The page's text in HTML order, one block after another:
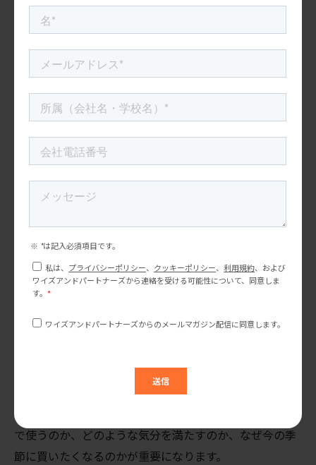
「今だけの楽しさ」や「生活の中の小さな変化」を買っ
ています。したがって、日本ブランドも、ただ「秋限
定」「冬限定」と打ち出すだけではなく、その商品がど
のような気分や時間を作るのかまで伝える必要がありま
す。
「健康志向」と「小さな贅沢」は続きます。ただし、そ
ーから、旨味・香ばしさ・発酵感・甘じょっぱさを組み
日本ブランドにとってのヒント
市場では「味の良さ」だけでは不十分だということで
もちろん、品質やおいしさは大前提です。しかし、米国
の小売市場では、それに加えて、どのような生活シーン
で使うのか、どのような気分を満たすのか、なぜ今の季
節に買いたくなるのかが重要になります。